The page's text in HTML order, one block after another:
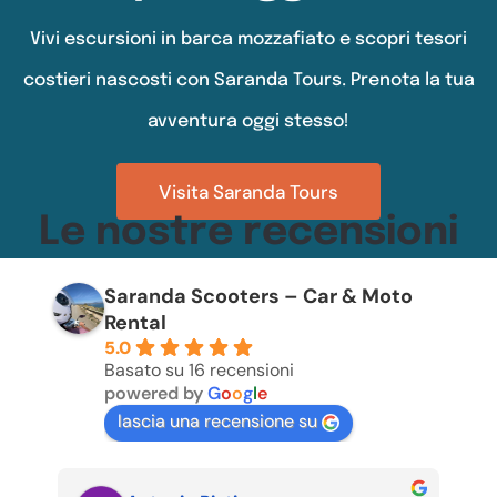
Vivi escursioni in barca mozzafiato e scopri tesori
costieri nascosti con Saranda Tours. Prenota la tua
avventura oggi stesso!
Visita Saranda Tours
Le nostre recensioni
Saranda Scooters – Car & Moto
Rental
5.0
Basato su 16 recensioni
powered byGoogle
lascia una recensione su